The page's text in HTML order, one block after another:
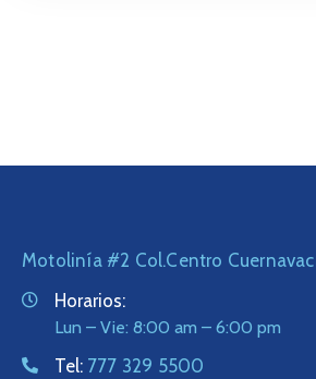
Motolinía #2 Col.Centro
Horarios:
Lun – Vie: 8:00 am – 6:00 pm
Tel: 777 329 5500